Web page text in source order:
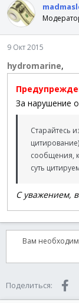
9 Окт 2015
hydromarine,
За нарушение
Старайтесь
сообщения,
суть
С уважением,
Вам
Поделиться: